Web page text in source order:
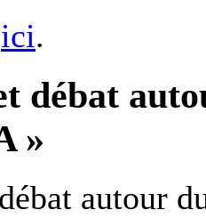
ici.
débat
»
autour